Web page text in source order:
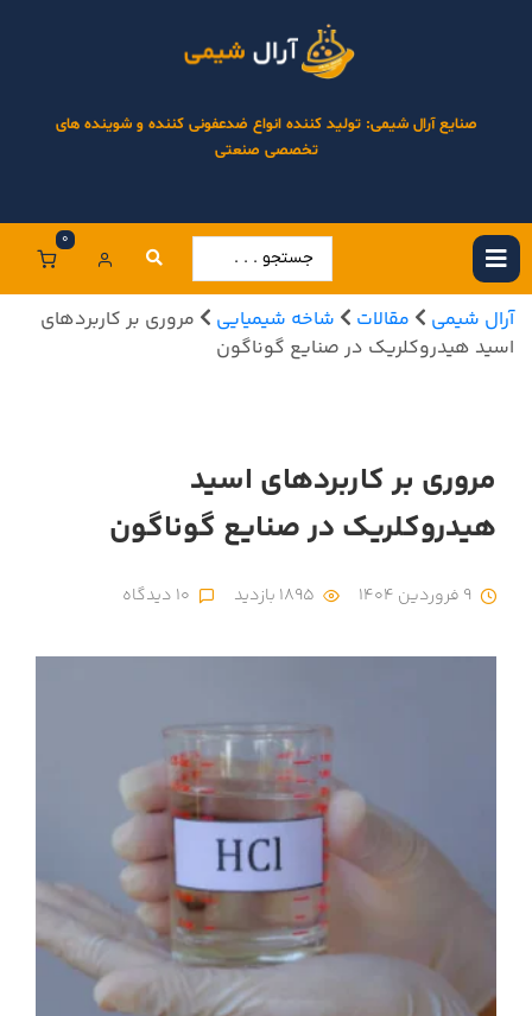
صنایع آرال شیمی: تولید کننده انواع ضدعفونی کننده و شوینده های
تخصصی صنعتی
0
آرال شیمی مقالات شاخه شیمیایی
مروری بر کاربردهای
اسید هیدروکلریک در صنایع گوناگون
مروری بر کاربردهای اسید
هیدروکلریک در صنایع گوناگون